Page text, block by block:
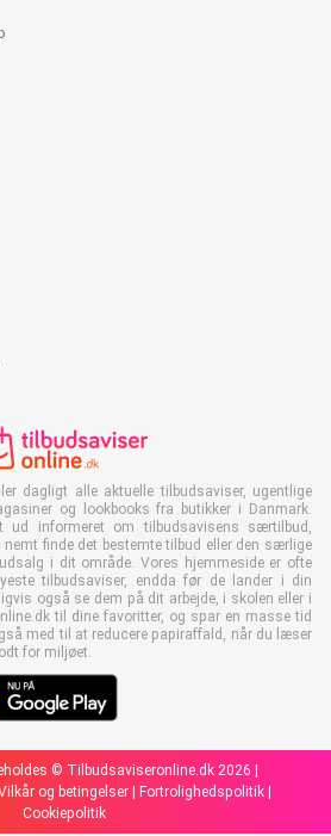
dagligt alle aktuelle tilbudsaviser, ugentlige
og lookbooks fra butikker i Danmark.
ud informeret om tilbudsavisens særtilbud,
finde det bestemte tilbud eller den særlige
i dit område. Vores hjemmeside er ofte
tilbudsaviser, endda før de lander i din
også se dem på dit arbejde, i skolen eller i
til dine favoritter, og spar en masse tid
med til at reducere papiraffald, når du læser
for miljøet.
© Tilbudsaviseronline.dk 2026 |
og betingelser Fortrolighedspolitik
Cookiepolitik